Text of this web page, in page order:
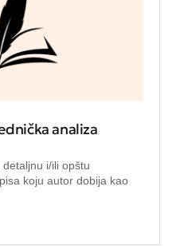
analiza
i/ili opštu
koju autor dobija kao